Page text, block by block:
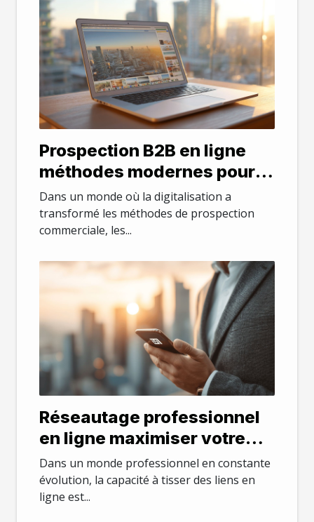
Prospection B2B en ligne
méthodes modernes pour
générer des leads qualifiés
sans cold calling
Dans un monde où la digitalisation a
transformé les méthodes de prospection
commerciale, les...
Réseautage professionnel
en ligne maximiser votre
présence sur LinkedIn
Dans un monde professionnel en constante
évolution, la capacité à tisser des liens en
ligne est...